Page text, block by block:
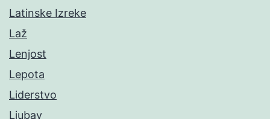
Latinske Izreke
Laž
Lenjost
Lepota
Liderstvo
Ljubav